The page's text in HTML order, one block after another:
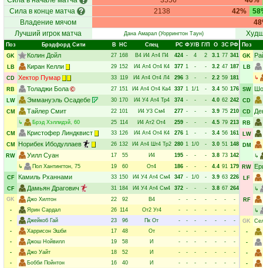
Сила в конце матча
2138 42%
Владение мячом
Лучший игрок матча
Дана Амарал (Уоррингтон Таун)
Поз Брэдфорд Сити В НC Спец РC ФУ/В Г/П О ЗС РФ
GK
Колин Дойл 27 168 В4 И4 Ат4 П4 424 - 4 2 3.1 77 341
LB
Киран Келли 29 152 И4 Ат4 От4 К4 377 1 - - 3.2 47 187
CD Хектор Пумар 33 119 И4 Ат4 От4 Л4 296 3 - - 2.2 59 181
RB
Толаджи Бола 27 151 И4 Ат4 От4 Ка4 337 1 1/1 - 3.4 50 176
LW
Эммануэль Осадебе 30 170 И4 У4 Ат4 Тр4 374 - - - 4.0 62 242
CM
Тайлер Смит 22 101 И4 У3 См4 277 - - - 3.9 75 210
↳
Брэд Хэллидэй, 60 25 114 И4 Ат2 От4 259 - - - 4.5 79 213
CM
Кристофер Линдквист 33 126 И4 Ат4 От4 К4 276 1 - - 3.4 56 161
CM
Норибек Ибодуллаев 26 132 И4 Ат4 Шт4 Тр2 280 1 1/0 - 3.0 51 148
RW
Уилл Суан 17 55 И4 195 - - - 3.8 73 142
↳
Пол Хантингтон, 75 19 60 От4 186 - - - 4.4 91 179
CF
Камиль Рханнами 33 150 И4 У4 Ат4 См4 347 - 1/0 - 3.9 63 226
CF
Дамьян Драгович 31 184 И4 У4 Ат4 См4 372 - - - 3.8 67 264
GK
Джо Хилтон 22 92 В4 - - - - - -
-
-
Ярин Сардал 26 114 От2 Уг4 - - - - - -
-
-
Джейкоб Гай 23 96 Пк От - - - - - -
-
-
Харрисон Эшби 17 48 От - - - - - -
-
-
Джош Нойвилл 19 58 И - - - - - -
-
-
Джо Уайт 18 52 И - - - - - -
-
-
Бобби Пойнтон 16 40 И - - - - - - -
Поз
GK
LB
↳
SW
CD
CD
RB
LW
DM
↳
RW
LF
↳
RF
↳
GK
-
-
-
-